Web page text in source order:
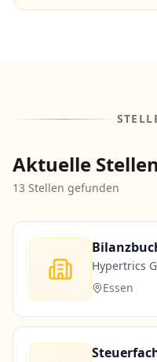
Aktuelle
13 Stellen gefunden
Hypertrics
Essen